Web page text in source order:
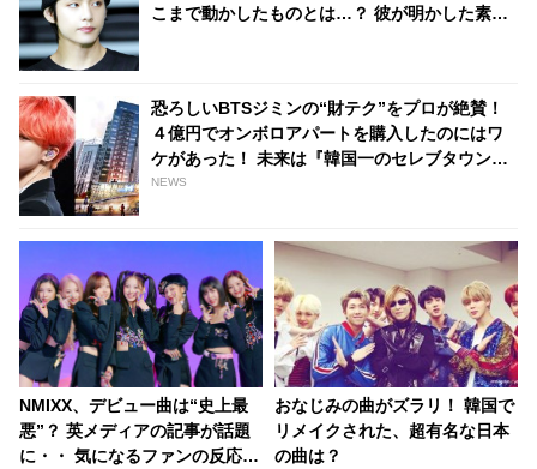
こまで動かしたものとは…？ 彼が明かした素直
恐ろしいBTSジミンの“財テク”をプロが絶賛！
４億円でオンボロアパートを購入したのにはワ
ケがあった！ 未来は『韓国一のセレブタウン』
の地主になるってホント？
NEWS
NMIXX、デビュー曲は“史上最
悪”？ 英メディアの記事が話題
に・・ 気になるファンの反応
おなじみの曲がズラリ！ 韓国で
リメイクされた、超有名な日本
の曲は？